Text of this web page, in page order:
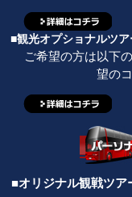
■観光オプショナルツ
ご希望の方は以下
望の
■オリジナル観戦ツア